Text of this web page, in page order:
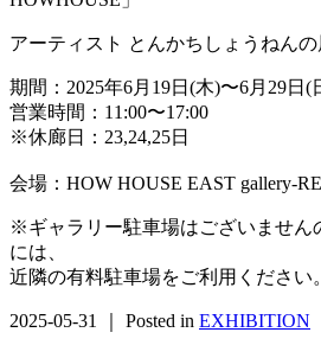
アーティスト とんかちしょうねんの
期間：2025年6月19日(木)〜6月29日(
営業時間：11:00〜17:00
※休廊日：23,24,25日
会場：HOW HOUSE EAST gallery-
※ギャラリー駐車場はございません
には、
近隣の有料駐車場をご利用ください。
2025-05-31 ｜ Posted in EXHIBITION